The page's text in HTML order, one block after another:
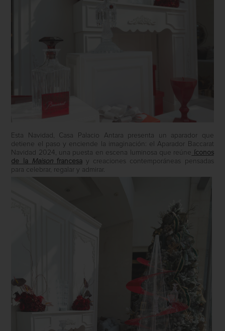
Esta Navidad, Casa Palacio Antara presenta un aparador que
detiene el paso y enciende la imaginación: el Aparador Baccarat
Navidad 2024, una puesta en escena luminosa que reúne íconos
de la Maisonfrancesay creaciones contemporáneas pensadas
para celebrar, regalar y admirar.